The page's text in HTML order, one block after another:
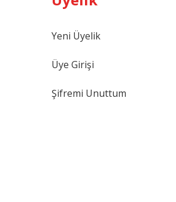
Yeni Üyelik
Üye Girişi
Şifremi Unuttum